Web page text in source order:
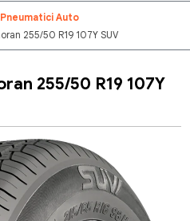
Pneumatici Auto
255/50 R19 107Y SUV
255/50 R19 107Y